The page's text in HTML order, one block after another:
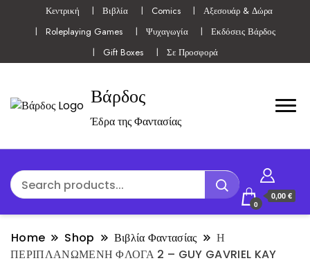
Κεντρική Βιβλία Comics
Αξεσουάρ & Δώρα
Roleplaying Games
Ψυχαγωγία
Εκδόσεις Βάρδος
Gift Boxes
Σε Προσφορά
Βάρδος
Έδρα της Φαντασίας
0
0,00 €
Home Shop Βιβλία Φαντασίας
Η
ΠΕΡΙΠΛΑΝΩΜΕΝΗ ΦΛΟΓΑ 2 – GUY GAVRIEL KAY